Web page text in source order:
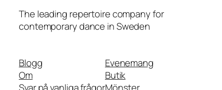
The leading repertoire company for
contemporary dance in Sweden
Blogg
Om
Evenemang
Butik